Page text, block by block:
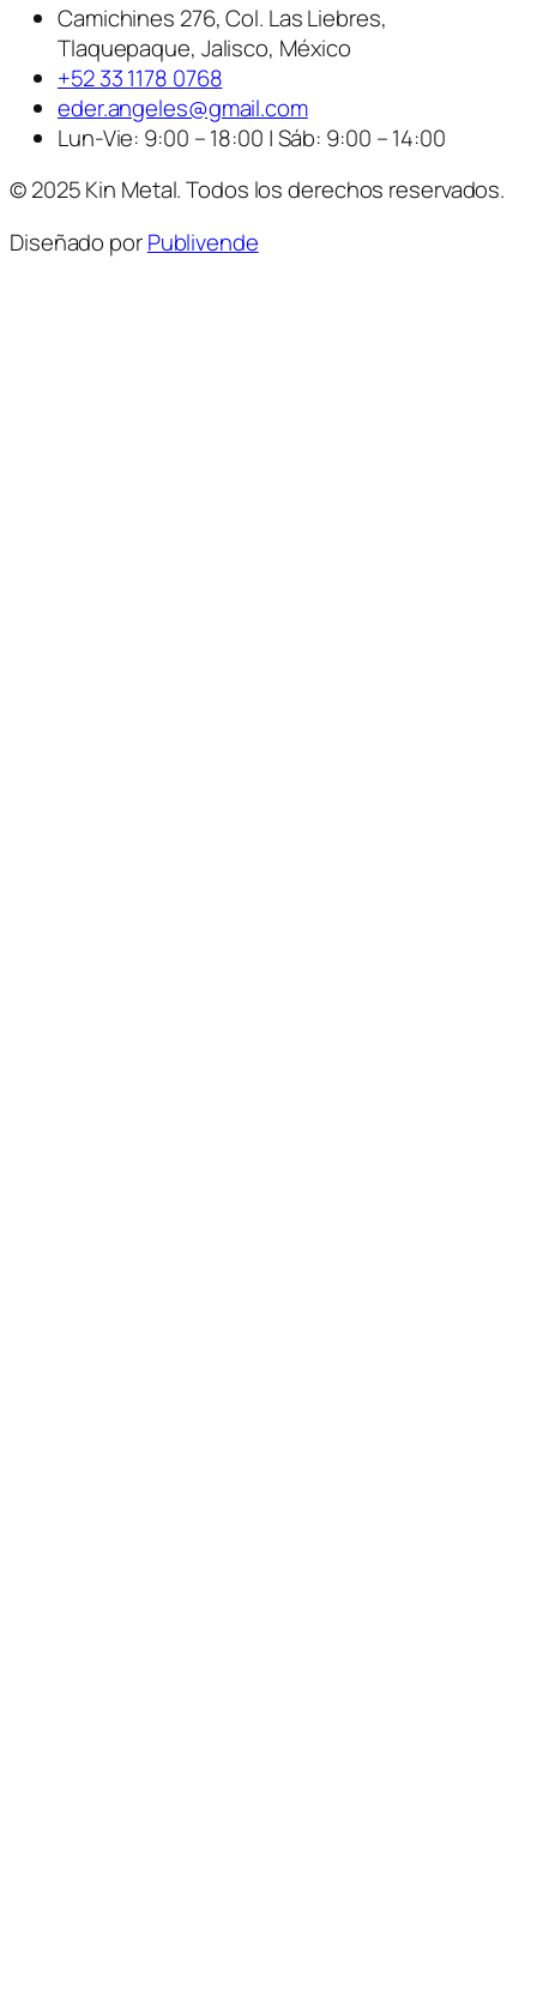
Camichines 276, Col. Las Liebres,
Tlaquepaque, Jalisco, México
+52 33 1178 0768
eder.angeles@gmail.com
Lun-Vie: 9:00 – 18:00 | Sáb: 9:00 – 14:00
© 2025 Kin Metal. Todos los derechos reservados.
Diseñado porPublivende